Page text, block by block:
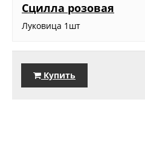
Сцилла розовая
Луковица 1шт
Купить